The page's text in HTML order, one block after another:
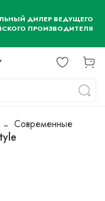
ДИЛЕР ВЕДУЩЕГО
ПРОИЗВОДИТЕЛЯ
Современные